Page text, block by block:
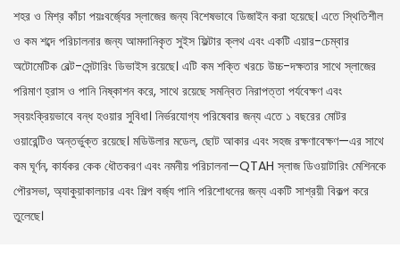
শহর ও মিশ্র কাঁচা পয়ঃবর্জ্যের স্লাজের জন্য বিশেষভাবে ডিজাইন করা হয়েছে। এতে স্থিতিশীল
ও কম শব্দে পরিচালনার জন্য আমদানিকৃত সুইস ফিল্টার ক্লথ এবং একটি এয়ার-চেম্বার
অটোমেটিক বেল্ট-সেন্টারিং ডিভাইস রয়েছে। এটি কম শক্তি খরচে উচ্চ-দক্ষতার সাথে স্লাজের
পরিমাণ হ্রাস ও পানি নিষ্কাশন করে, সাথে রয়েছে সমন্বিত নিরাপত্তা পর্যবেক্ষণ এবং
স্বয়ংক্রিয়ভাবে বন্ধ হওয়ার সুবিধা। নির্ভরযোগ্য পরিষেবার জন্য এতে ১ বছরের মোটর
ওয়ারেন্টিও অন্তর্ভুক্ত রয়েছে। মডিউলার মডেল, ছোট আকার এবং সহজ রক্ষণাবেক্ষণ—এর সাথে
কম ঘূর্ণন, কার্যকর কেক ধৌতকরণ এবং নমনীয় পরিচালনা—QTAH স্লাজ ডিওয়াটারিং মেশিনকে
পৌরসভা, অ্যাকুয়াকালচার এবং শিল্প বর্জ্য পানি পরিশোধনের জন্য একটি সাশ্রয়ী বিকল্প করে
তুলেছে।